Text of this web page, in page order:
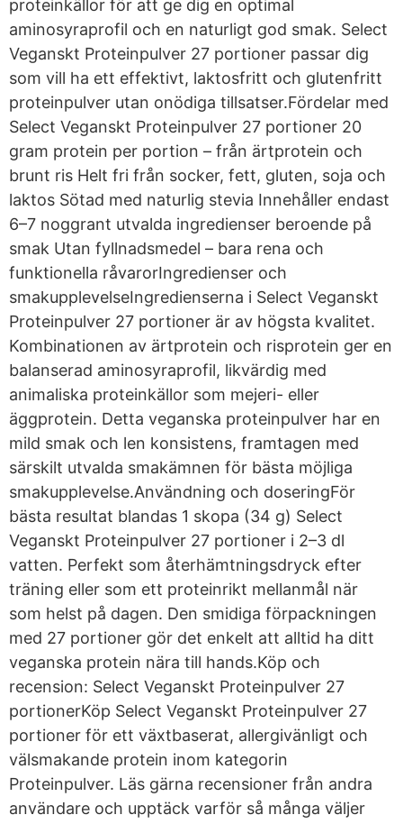
proteinkällor för att ge dig en optimal
aminosyraprofil och en naturligt god smak. Select
Veganskt Proteinpulver 27 portioner passar dig
som vill ha ett effektivt, laktosfritt och glutenfritt
proteinpulver utan onödiga tillsatser.Fördelar med
Select Veganskt Proteinpulver 27 portioner 20
gram protein per portion – från ärtprotein och
brunt ris Helt fri från socker, fett, gluten, soja och
laktos Sötad med naturlig stevia Innehåller endast
6–7 noggrant utvalda ingredienser beroende på
smak Utan fyllnadsmedel – bara rena och
funktionella råvarorIngredienser och
smakupplevelseIngredienserna i Select Veganskt
Proteinpulver 27 portioner är av högsta kvalitet.
Kombinationen av ärtprotein och risprotein ger en
balanserad aminosyraprofil, likvärdig med
animaliska proteinkällor som mejeri- eller
äggprotein. Detta veganska proteinpulver har en
mild smak och len konsistens, framtagen med
särskilt utvalda smakämnen för bästa möjliga
smakupplevelse.Användning och doseringFör
bästa resultat blandas 1 skopa (34 g) Select
Veganskt Proteinpulver 27 portioner i 2–3 dl
vatten. Perfekt som återhämtningsdryck efter
träning eller som ett proteinrikt mellanmål när
som helst på dagen. Den smidiga förpackningen
med 27 portioner gör det enkelt att alltid ha ditt
veganska protein nära till hands.Köp och
recension: Select Veganskt Proteinpulver 27
portionerKöp Select Veganskt Proteinpulver 27
portioner för ett växtbaserat, allergivänligt och
välsmakande protein inom kategorin
Proteinpulver. Läs gärna recensioner från andra
användare och upptäck varför så många väljer